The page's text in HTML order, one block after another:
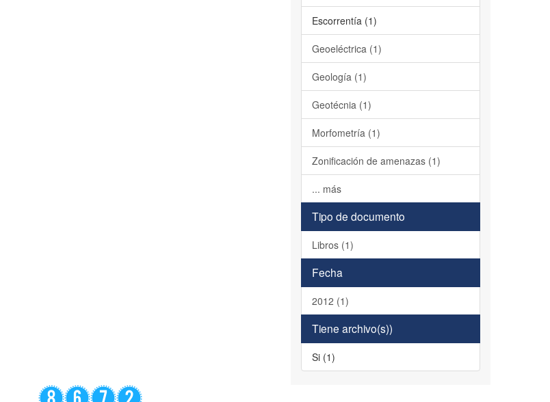
Escorrentía (1)
Geoeléctrica (1)
Geología (1)
Geotécnia (1)
Morfometría (1)
Zonificación de amenazas (1)
... más
Tipo de documento
Libros (1)
Fecha
2012 (1)
Tiene archivo(s))
Si (1)